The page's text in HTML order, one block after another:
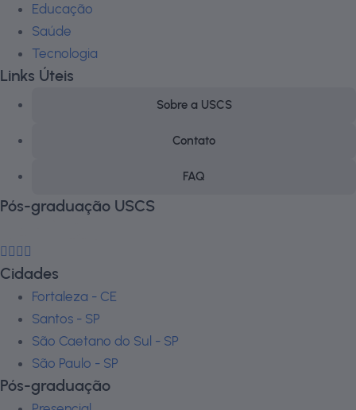
Educação
Saúde
Tecnologia
Links Úteis
Sobre a USCS
Contato
FAQ
Pós-graduação USCS
Cidades
Fortaleza - CE
Santos - SP
São Caetano do Sul - SP
São Paulo - SP
Pós-graduação